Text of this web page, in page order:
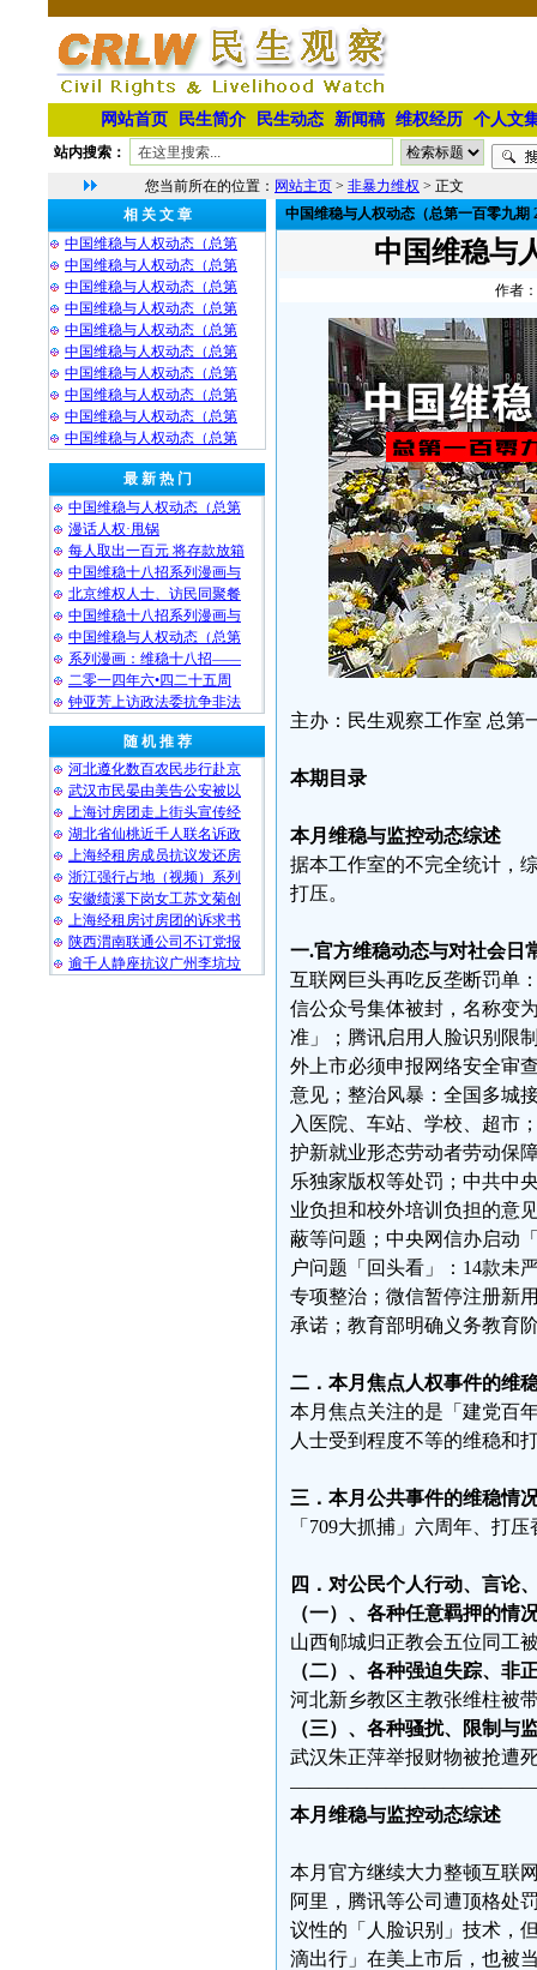
网站首页 民生简介 民生动态 新闻稿 维权经历 个人文
站内搜索：
您当前所在的位置： 网站主页 > 非暴力维权 > 正文
相 关 文 章
中国维稳与人权动态（总第
中国维稳与人权动态（总第
中国维稳与人权动态（总第
中国维稳与人权动态（总第
中国维稳与人权动态（总第
中国维稳与人权动态（总第
中国维稳与人权动态（总第
中国维稳与人权动态（总第
中国维稳与人权动态（总第
中国维稳与人权动态（总第
最 新 热 门
中国维稳与人权动态（总第
漫话人权·甩锅
每人取出一百元 将存款放箱
中国维稳十八招系列漫画与
北京维权人士、访民同聚餐
中国维稳十八招系列漫画与
中国维稳与人权动态（总第
系列漫画：维稳十八招——
二零一四年六•四二十五周
钟亚芳上访政法委抗争非法
随 机 推 荐
河北遵化数百农民步行赴京
武汉市民晏由美告公安被以
上海讨房团走上街头宣传经
湖北省仙桃近千人联名诉政
上海经租房成员抗议发还房
浙江强行占地（视频）系列
安徽绩溪下岗女工苏文菊创
上海经租房讨房团的诉求书
陕西渭南联通公司不订党报
逾千人静座抗议广州李坑垃
中国维稳与人权动态（总第一百零九期
中国维稳与
作者
主办：民生观察工作室 总第
本期目录
本月维稳与监控动态综述
据本工作室的不完全统计，
打压。
一.官方维稳动态与对社会日
互联网巨头再吃反垄断罚单
信公众号集体被封，名称变
准」；腾讯启用人脸识别限
外上市必须申报网络安全审
意见；整治风暴：全国多城
入医院、车站、学校、超市
护新就业形态劳动者劳动保
乐独家版权等处罚；中共中
业负担和校外培训负担的意
蔽等问题；中央网信办启动
户问题「回头看」：14款未
专项整治；微信暂停注册新
承诺；教育部明确义务教育
二．本月焦点人权事件的维
本月焦点关注的是「建党百
人士受到程度不等的维稳和
三．本月公共事件的维稳情
「709大抓捕」六周年、打
四．对公民个人行动、言论
（一）、各种任意羁押的情
山西郇城归正教会五位同工
（二）、各种强迫失踪、非
河北新乡教区主教张维柱被
（三）、各种骚扰、限制与
武汉朱正萍举报财物被抢遭
本月维稳与监控动态综述
本月官方继续大力整顿互联
阿里，腾讯等公司遭顶格处
议性的「人脸识别」技术，
滴出行」在美上市后，也被